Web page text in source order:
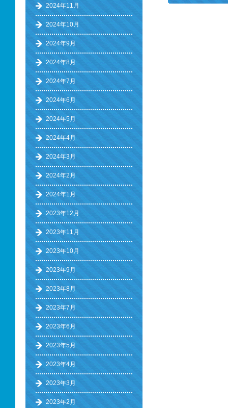
2024年11月
2024年10月
2024年9月
2024年8月
2024年7月
2024年6月
2024年5月
2024年4月
2024年3月
2024年2月
2024年1月
2023年12月
2023年11月
2023年10月
2023年9月
2023年8月
2023年7月
2023年6月
2023年5月
2023年4月
2023年3月
2023年2月